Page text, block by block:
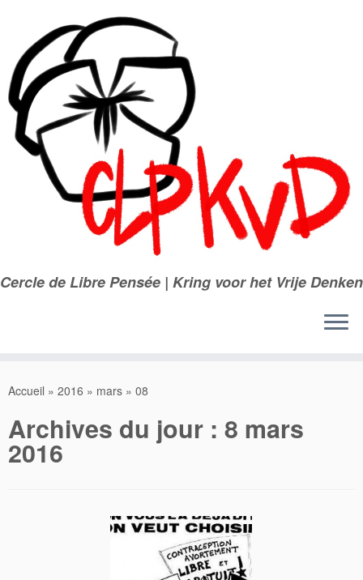
contenu
Cercle de Libre Pensée | Kring voor het Vrije Denken
Accueil » 2016 » mars » 08
Archives du jour : 8 mars
2016